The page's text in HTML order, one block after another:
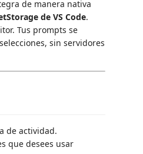
de manera nativa
de VS Code.
Tus prompts se
sin servidores
de actividad.
que desees usar